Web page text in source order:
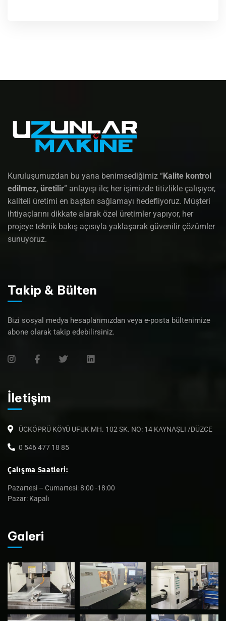
Kuruluşumuzdan bu yana benimsediğimiz “Kalite kontrol
edilmez, üretilir” anlayışı ile; her işimizde titizlikle çalışıyor,
kaliteli üretimi en baştan sağlamayı hedefliyoruz. Müşteri
ihtiyaçlarını dikkate alarak özel üretimler yapıyor, her
projeye teknik bakış açısıyla yaklaşarak güvenilir çözümler
sunuyoruz.
Takip & Bülten
Bizi sosyal medya hesaplarımızdan veya e-posta bültenimize
abone olarak takip edebilirsiniz.
İletişim
ÜÇKÖPRÜ KÖYÜ UFUK MH. 102 SK. NO: 14 KAYNAŞLI /DÜZCE
0 546 477 18 85
Çalışma Saatleri:
Pazartesi – Cumartesi: 8:00 -18:00
Pazar: Kapalı
Galeri